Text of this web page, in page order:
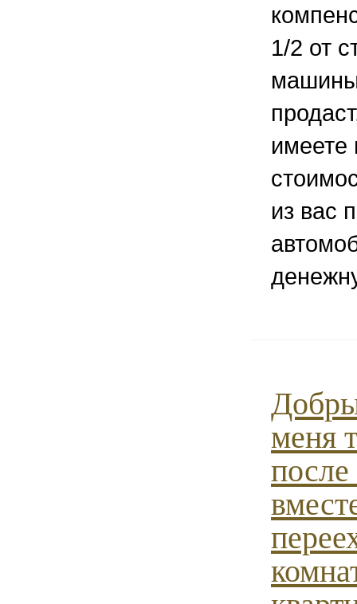
1/2 от
имеете
из вас
меня